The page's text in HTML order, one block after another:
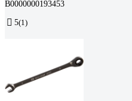
В0000000193453
5(1)